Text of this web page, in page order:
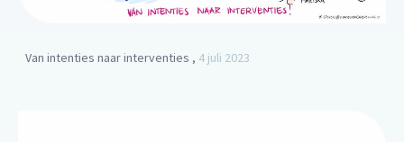
Van intenties naar interventies , 4 juli 2023